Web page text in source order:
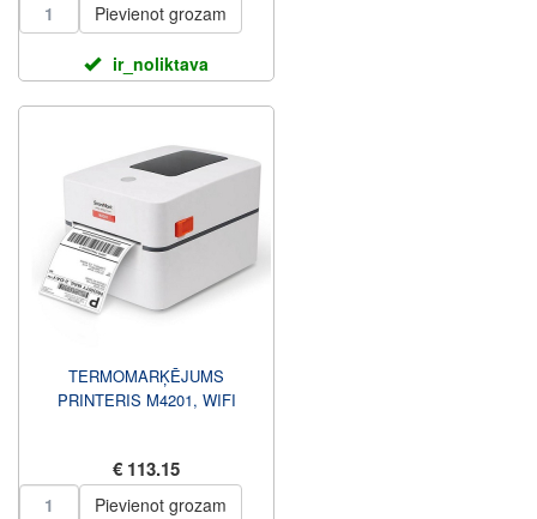
Pievienot grozam
ir_noliktava
TERMOMARĶĒJUMS
PRINTERIS M4201, WIFI
€ 113.15
Pievienot grozam